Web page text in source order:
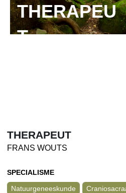
THERAPEU
T
THERAPEUT
FRANS WOUTS
SPECIALISME
Natuurgeneeskunde